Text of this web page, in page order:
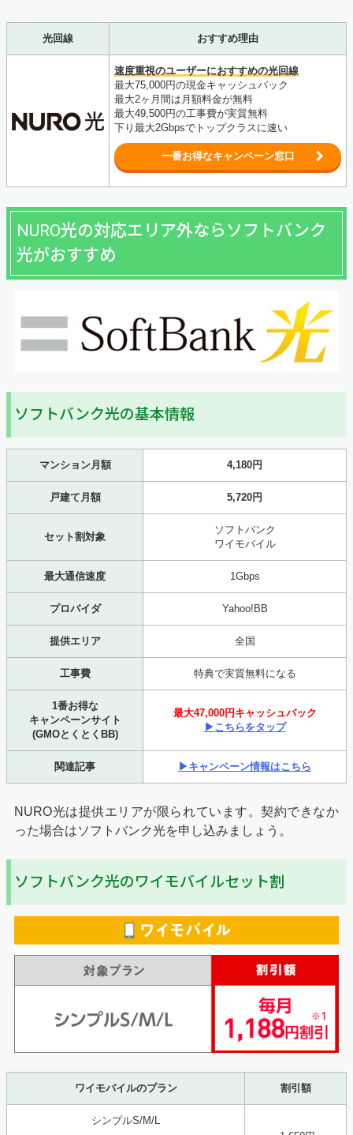
光回線 おすすめ理由
速度重視のユーザーにおすすめの光回線
最大75,000円の現金キャッシュバック
最大2ヶ月間は月額料金が無料
最大49,500円の工事費が実質無料
下り最大2Gbpsでトップクラスに速い
一番お得なキャンペーン窓口
NURO光の対応エリア外ならソフトバンク
光がおすすめ
ソフトバンク光の基本情報
マンション月額 4,180円
戸建て月額 5,720円
セット割対象
ソフトバンク
ワイモバイル
最大通信速度 1Gbps
プロバイダ Yahoo!BB
提供エリア 全国
工事費 特典で実質無料になる
1番お得な
キャンペーンサイト
(GMOとくとくBB)
最大47,000円キャッシュバック
▶こちらをタップ
関連記事 ▶キャンペーン情報はこちら
NURO光は提供エリアが限られています。契約できなか
った場合はソフトバンク光を申し込みましょう。
ソフトバンク光のワイモバイルセット割
ワイモバイルのプラン 割引額
シンプルS/M/L